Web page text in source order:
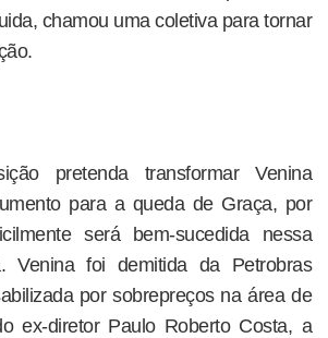
chamou uma coletiva para tornar
pretenda transformar Venina
para a queda de Graça, por
será bem-sucedida nessa
Venina foi demitida da Petrobras
por sobrepreços na área de
ex-diretor Paulo Roberto Costa, a